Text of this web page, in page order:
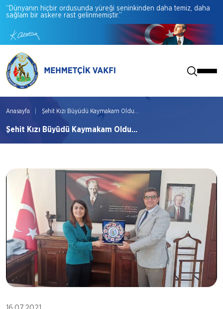
“Dünyanın hiçbir ordusunda yüreği seninkinden daha temiz, daha
sağlam bir askere rast gelinmemiştir.”
Anasayfa Şehit Kızı Büyüdü Kaymakam Oldu...
Şehit Kızı Büyüdü Kaymakam Oldu...